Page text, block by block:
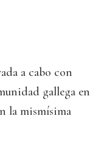
a cabo con
gallega en
la mismísima